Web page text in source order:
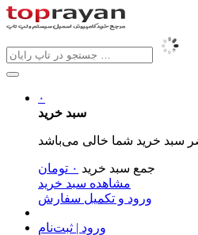
۰
سبد خرید
جمع سبد خرید ۰ تومان
مشاهده سبد خرید
ورود و تکمیل سفارش
ورود | ثبت‌نام